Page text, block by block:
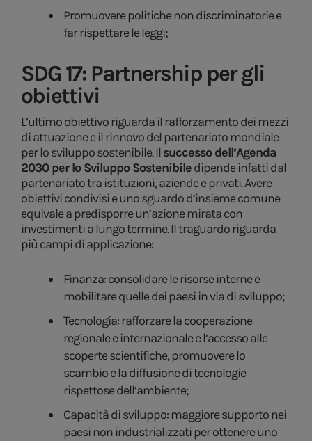
Promuovere politiche non discriminatorie e
far rispettare le leggi;
SDG 17: Partnership per gli
obiettivi
L’ultimo obiettivo riguarda il rafforzamento dei mezzi
di attuazione e il rinnovo del partenariato mondiale
per lo sviluppo sostenibile. Ilsuccesso dell’Agenda
2030 per lo Sviluppo Sostenibiledipende infatti dal
partenariato tra istituzioni, aziende e privati. Avere
obiettivi condivisi e uno sguardo d’insieme comune
equivale a predisporre un’azione mirata con
investimenti a lungo termine. Il traguardo riguarda
più campi di applicazione:
Finanza: consolidare le risorse interne e
mobilitare quelle dei paesi in via di sviluppo;
Tecnologia: rafforzare la cooperazione
regionale e internazionale e l’accesso alle
scoperte scientifiche, promuovere lo
scambio e la diffusione di tecnologie
rispettose dell’ambiente;
Capacità di sviluppo: maggiore supporto nei
paesi non industrializzati per ottenere uno